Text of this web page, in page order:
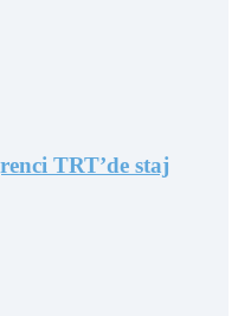
TRT’de staj